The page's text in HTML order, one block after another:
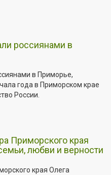
россиянами в
в Приморье,
года в Приморском крае
России.
Приморского края
любви и верности
края Олега